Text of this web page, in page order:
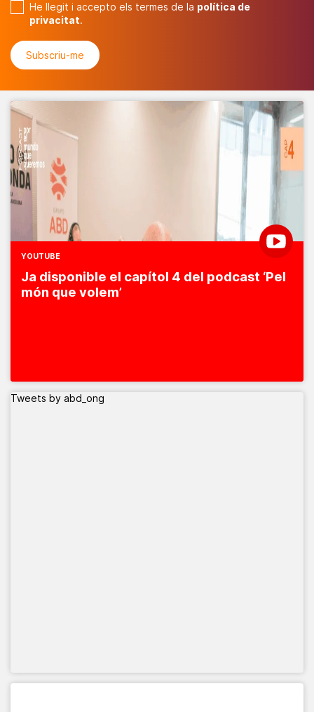
He llegit i accepto els termes de la política de
privacitat.
YOUTUBE
Ja disponible el capítol 4 del podcast ‘Pel
món que volem’
Tweets by abd_ong